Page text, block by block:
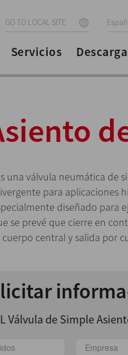
GO TO LOCAL SITE
Servicios
una válvula neumática de
para aplicaciones
diseñado para
se prevé que cierre en
central y salida por
Válvula de Simple